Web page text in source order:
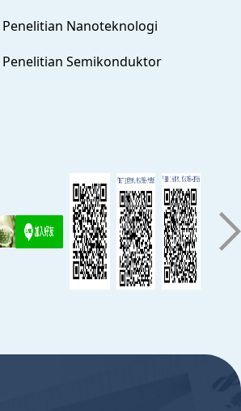
Penelitian Nanoteknologi
Penelitian Semikonduktor